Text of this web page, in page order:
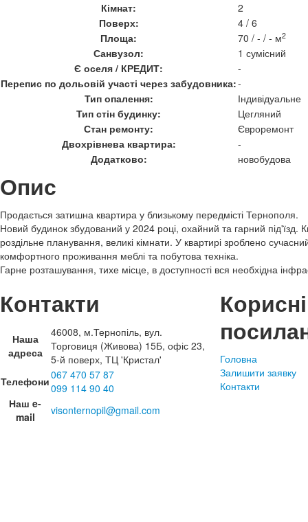
Кімнат:
2
Поверх:
4 / 6
Площа:
70 / - / - м2
Санвузол:
1 сумісний
Є оселя / КРЕДИТ:
-
Перепис по дольовій участі через забудовника:-
Тип опалення:
Індивідуальне
Тип стін будинку:
Цегляний
Стан ремонту:
Євроремонт
Двохрівнева квартира:
-
Додатково:
новобудова
Опис
Продається затишна квартира у близькому передмісті Тернополя.
Новий будинок збудований у 2024 році, охайний та гарний
роздільне планування, великі кімнати. У квартирі зроблено
комфортного проживання меблі та побутова техніка.
Гарне розташування, тихе місце, в доступності вся необхідна
Контакти
Наша
адреса
46008, м.Тернопіль, вул.
Торговиця (Живова) 15Б, офіс 23,
5-й поверх, ТЦ 'Кристал'
Телефони067 470 57 87
099 114 90 40
Наш e-
mail
visonternopil@gmail.com
Корисні
Головна
Залишити заявку
Контакти